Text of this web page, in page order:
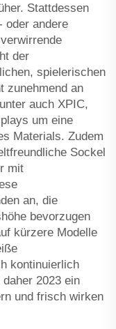
Stattdessen
oder andere
der
spielerischen
zunehmend an
auch XPIC,
um eine
Materials. Zudem
Sockel
mit
an, die
bevorzugen
kürzere Modelle
kontinuierlich
2023 ein
und frisch wirken